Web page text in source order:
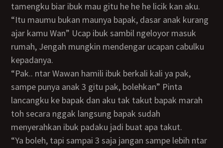
tamengku biar ibuk mau gitu he he he licik kan aku.
“Itu maumu bukan maunya bapak, dasar anak kurang
ajar kamu Wan” Ucap ibuk sambil ngeloyor masuk
rumah, Jengah mungkin mendengar ucapan cabulku
kepadanya.
“Pak.. ntar Wawan hamili ibuk berkali kali ya pak,
sampe punya anak 3 gitu pak, bolehkan” Pinta
lancangku ke bapak dan aku tak takut bapak marah
toh secara nggak langsung bapak sudah
menyerahkan ibuk padaku jadi buat apa takut.
“Ya boleh, tapi sampai 3 saja jangan sampe lebih ntar